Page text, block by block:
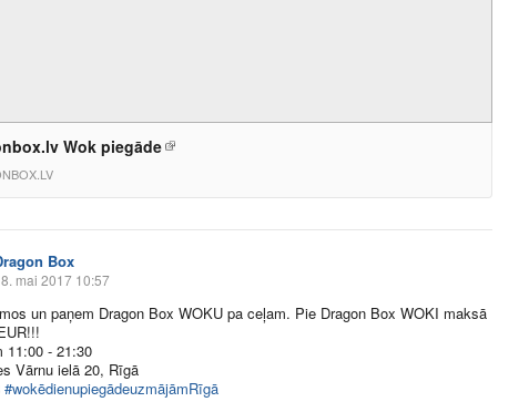
Wok piegāde
Box
mai 2017 10:57
un paņem Dragon Box WOKU pa ceļam. Pie Dragon Box WOKI maksā
11:00 - 21:30
Vārnu ielā 20, Rīgā
#wokēdienupiegādeuzmājāmRīgā